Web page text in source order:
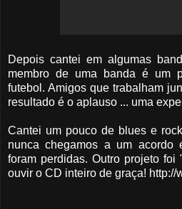
Depois cantei em algumas
membro de uma banda é um
futebol. Amigos que trabalham
resultado é o aplauso ... uma
Cantei um pouco de blues e
nunca chegamos a um acordo
foram perdidas. Outro projeto
ouvir o CD inteiro de graça! http://